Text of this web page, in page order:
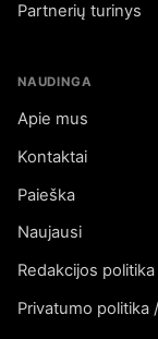
Partnerių turinys
NAUDINGA
Apie mus
Kontaktai
Paieška
Naujausi
Redakcijos politika
Privatumo politika